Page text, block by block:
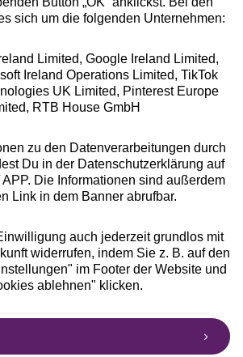
Versandkosten
zur Bonitätsprüfung
sich um die folgenden Unternehmen:
Limited, Google Ireland Limited,
Ireland Operations Limited, TikTok
UK Limited, Pinterest Europe
RTB House GmbH
zu den Datenverarbeitungen durch
Du in der Datenschutzerklärung auf
Die Informationen sind außerdem
Link in dem Banner abrufbar.
auch jederzeit grundlos mit
widerrufen, indem Sie z. B. auf den
im Footer der Website und
ablehnen" klicken.